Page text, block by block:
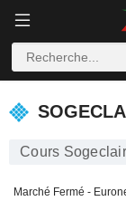
SOGECLAIR
Cours
Marché Fermé -